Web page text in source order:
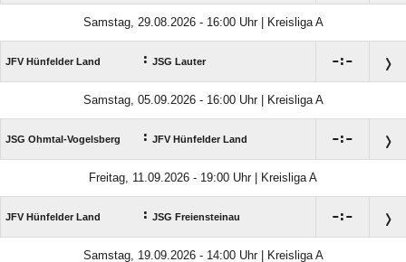
Samstag, 29.08.2026 - 16:00 Uhr | Kreisliga A
JFV Hünfelder Land : JSG Lauter :
Samstag, 05.09.2026 - 16:00 Uhr | Kreisliga A
JSG Ohmtal-Vogelsberg : JFV Hünfelder Land :
Freitag, 11.09.2026 - 19:00 Uhr | Kreisliga A
JFV Hünfelder Land : JSG Freiensteinau :
Samstag, 19.09.2026 - 14:00 Uhr | Kreisliga A